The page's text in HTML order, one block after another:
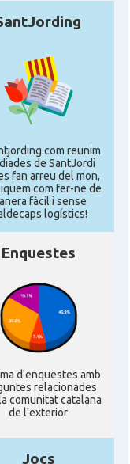
reunim
de SantJordi
fan arreu del mon,
com fer-ne de
fàcil i sense
logí­stics!
Enquestes
d'enquestes amb
relacionades
comunitat catalana
de l'exterior
Jocs